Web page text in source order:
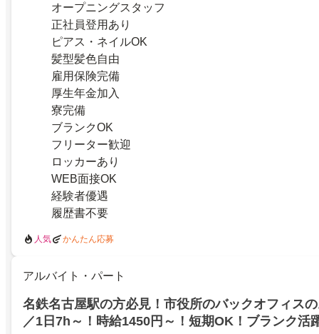
オープニングスタッフ
正社員登用あり
ピアス・ネイルOK
髪型髪色自由
雇用保険完備
厚生年金加入
寮完備
ブランクOK
フリーター歓迎
ロッカーあり
WEB面接OK
経験者優遇
履歴書不要
人気 かんたん応募
アルバイト・パート
名鉄名古屋駅の方必見！市役所のバックオフィス
／1日7h～！時給1450円～！短期OK！ブランク活